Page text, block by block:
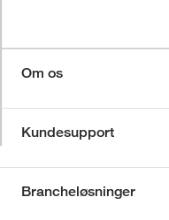
Om os
Kundesupport
Brancheløsninger